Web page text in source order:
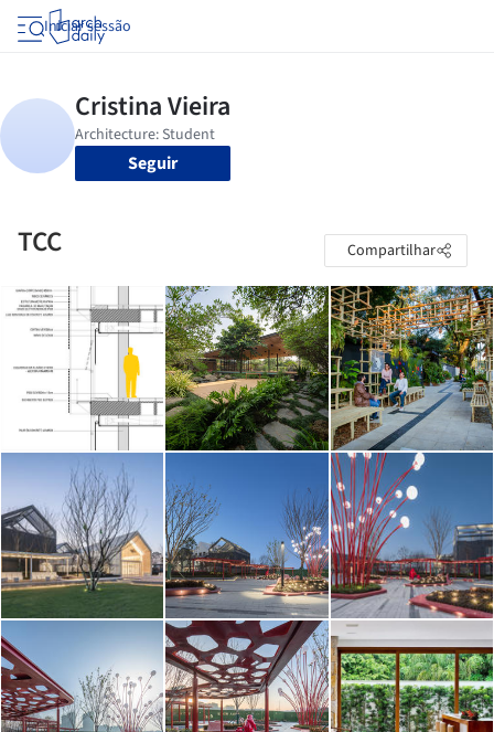
Iniciar sessão
Seguir
TCC Compartilhar